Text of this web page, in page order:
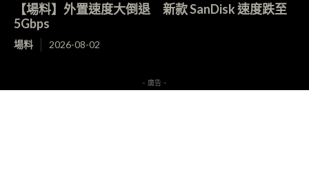
【場料】外置速度大倒退 新款 SanDisk 速度跌至
5Gbps
場料 2026-08-02
- 廣告 -